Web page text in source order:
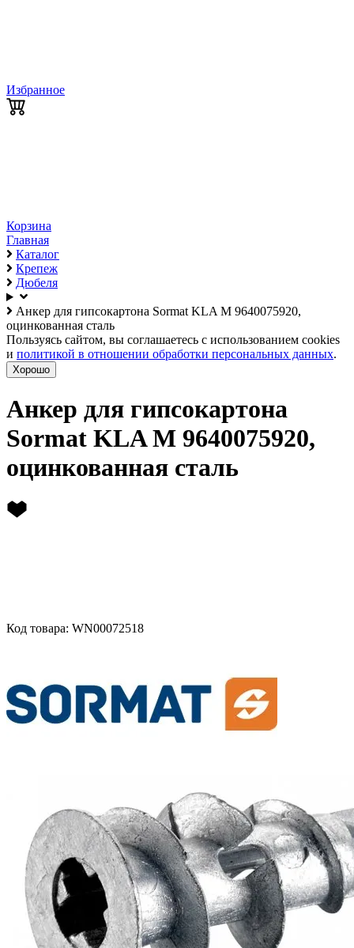
Избранное
Корзина
Главная
Каталог
Крепеж
Дюбеля
Анкер для гипсокартона Sormat KLA M 9640075920,
оцинкованная сталь
Пользуясь сайтом, вы соглашаетесь с использованием cookies
и политикой в отношении обработки персональных данных.
Хорошо
Анкер для гипсокартона
Sormat KLA M 9640075920,
оцинкованная сталь
Код товара: WN00072518